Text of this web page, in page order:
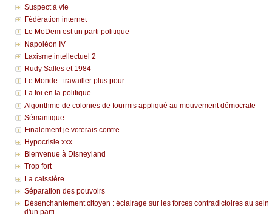
Suspect à vie
Fédération internet
Le MoDem est un parti politique
Napoléon IV
Laxisme intellectuel 2
Rudy Salles et 1984
Le Monde : travailler plus pour...
La foi en la politique
Algorithme de colonies de fourmis appliqué au mouvement démocrate
Sémantique
Finalement je voterais contre...
Hypocrisie.xxx
Bienvenue à Disneyland
Trop fort
La caissière
Séparation des pouvoirs
Désenchantement citoyen : éclairage sur les forces contradictoires au sein
d'un parti